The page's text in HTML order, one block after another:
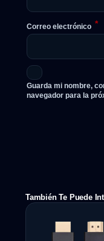
Correo electrónico *
Guarda mi nombre,
navegador para la
También Te Puede